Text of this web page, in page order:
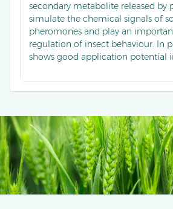
secondary metabolite released by
simulate the chemical signals of
pheromones and play an
regulation of insect behaviour. In
shows good application potential
orchard pests.